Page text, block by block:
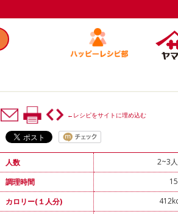
←レシピをサイトに埋め込む
人数
2~3
調理時間
カロリー(１人分)